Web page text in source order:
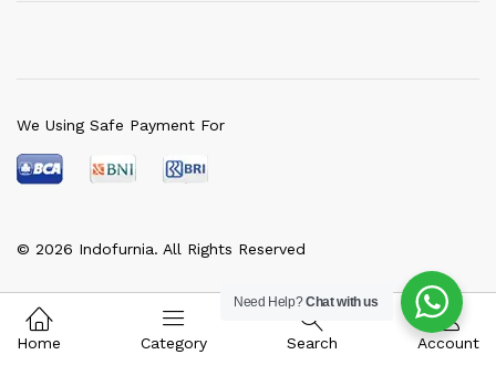
© 2026 Indofurnia. All Rights Reserved
We Using Safe Payment For
Need Help?Chat with us
Home Category Search Account